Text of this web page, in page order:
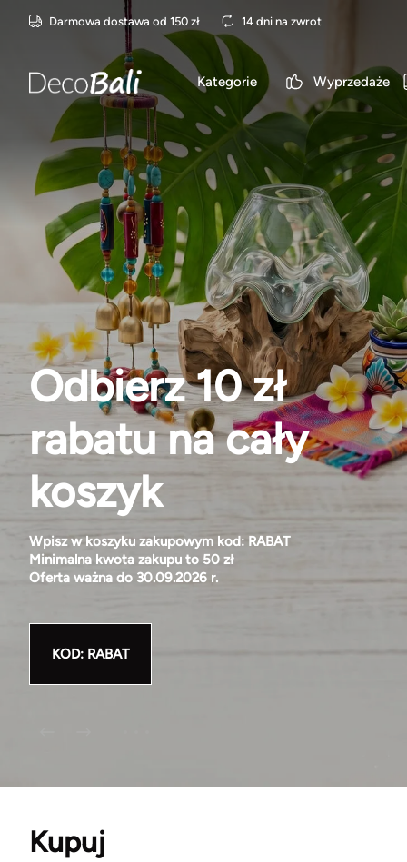
Darmowa dostawa od 150 zł 14 dni na zwrot
Kategorie Wyprzedaże
Odbierz 10 zł
rabatu na cały
koszyk
Wpisz w koszyku zakupowym kod: RABAT
Minimalna kwota zakupu to 50 zł
Oferta ważna do 30.09.2026 r.
KOD: RABAT
Kupuj